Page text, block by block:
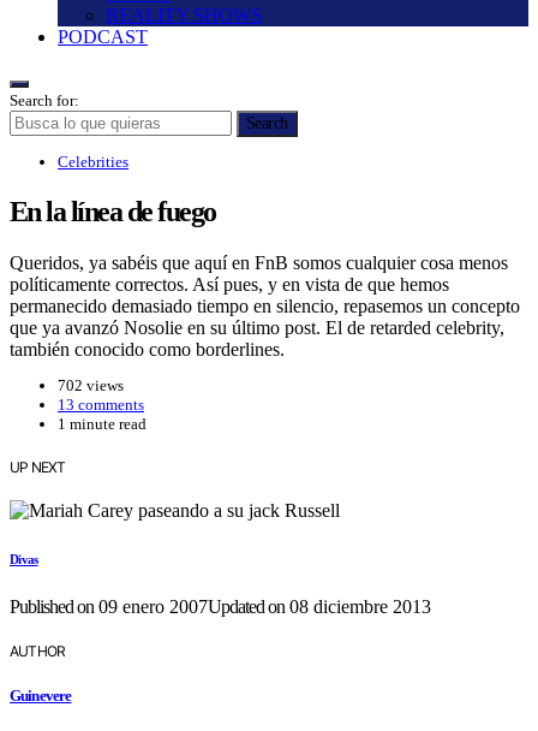
REALITY SHOWS
PODCAST
Search for:
Search
Celebrities
En la lí­nea de fuego
Queridos, ya sabéis que aquí­ en FnB somos cualquier cosa menos
polí­ticamente correctos. Así­ pues, y en vista de que hemos
permanecido demasiado tiempo en silencio, repasemos un concepto
que ya avanzó Nosolie en su último post. El de retarded celebrity,
también conocido como borderlines.
702 views
13 comments
1 minute read
UP NEXT
Divas
Published on09 enero 2007Updated on08 diciembre 2013
AUTHOR
Guinevere